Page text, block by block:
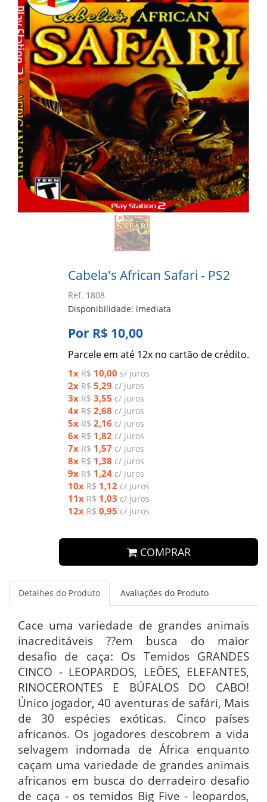
Cabela's African Safari - PS2
Ref. 1808
Disponibilidade: imediata
Por R$ 10,00
Parcele em até 12x no cartão de crédito.
1x R$ 10,00 s/ juros
2x R$ 5,29 c/ juros
3x R$ 3,55 c/ juros
4x R$ 2,68 c/ juros
5x R$ 2,16 c/ juros
6x R$ 1,82 c/ juros
7x R$ 1,57 c/ juros
8x R$ 1,38 c/ juros
9x R$ 1,24 c/ juros
10x R$ 1,12 c/ juros
11x R$ 1,03 c/ juros
12x R$ 0,95 c/ juros
COMPRAR
Detalhes do Produto Avaliações do Produto
Cace uma variedade de grandes animais
inacreditáveis ??em busca do maior
desafio de caça: Os Temidos GRANDES
CINCO - LEOPARDOS, LEÕES, ELEFANTES,
RINOCERONTES E BÚFALOS DO CABO!
Único jogador, 40 aventuras de safári, Mais
de 30 espécies exóticas. Cinco países
africanos. Os jogadores descobrem a vida
selvagem indomada de África enquanto
caçam uma variedade de grandes animais
africanos em busca do derradeiro desafio
de caça - os temidos Big Five - leopardos,